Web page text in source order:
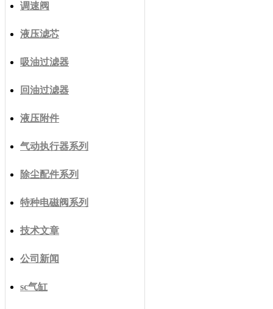
调速阀
液压滤芯
吸油过滤器
回油过滤器
液压附件
气动执行器系列
除尘配件系列
特种电磁阀系列
技术文章
公司新闻
sc气缸